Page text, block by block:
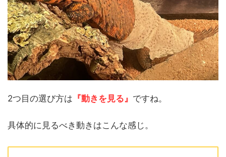
2つ目の選び方は 『動きを見る』 ですね。
具体的に見るべき動きはこんな感じ。